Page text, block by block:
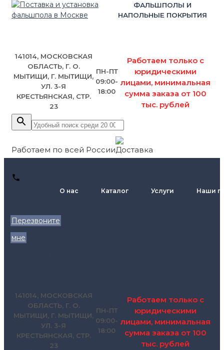
ФАЛЬШПОЛЫ И
НАПОЛЬНЫЕ ПОКРЫТИЯ
141014, МОСКОВСКАЯ
ОБЛАСТЬ, Г. О.
МЫТИЩИ, Г. МЫТИЩИ,
УЛ. 3-Я
КРЕСТЬЯНСКАЯ, СТР.
23
ПН-ПТ
09:00-
18:00
Работаем только с
юридическими
лицами, минимальная
сумма заказа от 100
тыс. рублей
Работаем по всей России
Перезвоните
мне
О нас Каталог Услуги Наши
141014, МОСКОВСКАЯ
ОБЛАСТЬ, Г. О.
МЫТИЩИ, Г. МЫТИЩИ,
УЛ. 3-Я
КРЕСТЬЯНСКАЯ, СТР.
23
ПН-ПТ
09:00-
18:00
Работаем только с
юридическими
лицами, минимальная
сумма заказа от 100
тыс. рублей